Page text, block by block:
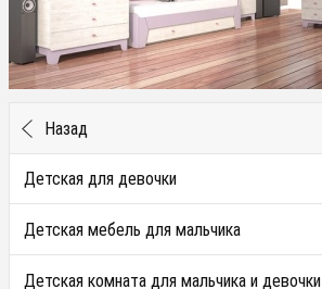
Назад
Детская для девочки
Детская мебель для мальчика
Детская комната для мальчика и девочки